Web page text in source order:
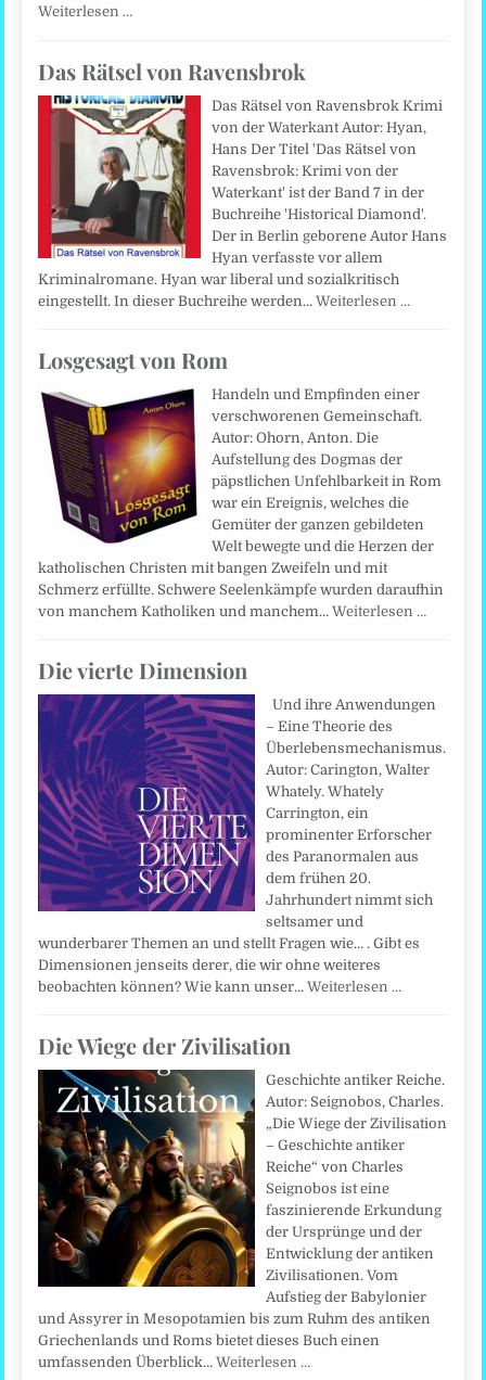
Weiterlesen …
Das Rätsel von Ravensbrok
Das Rätsel von Ravensbrok Krimi
von der Waterkant Autor: Hyan,
Hans Der Titel 'Das Rätsel von
Ravensbrok: Krimi von der
Waterkant' ist der Band 7 in der
Buchreihe 'Historical Diamond'.
Der in Berlin geborene Autor Hans
Hyan verfasste vor allem
Kriminalromane. Hyan war liberal und sozialkritisch
eingestellt. In dieser Buchreihe werden…Weiterlesen …
Losgesagt von Rom
Handeln und Empfinden einer
verschworenen Gemeinschaft.
Autor: Ohorn, Anton. Die
Aufstellung des Dogmas der
päpstlichen Unfehlbarkeit in Rom
war ein Ereignis, welches die
Gemüter der ganzen gebildeten
Welt bewegte und die Herzen der
katholischen Christen mit bangen Zweifeln und mit
Schmerz erfüllte. Schwere Seelenkämpfe wurden daraufhin
von manchem Katholiken und manchem…Weiterlesen …
Die vierte Dimension
Und ihre Anwendungen
– Eine Theorie des
Überlebensmechanismus.
Autor: Carington, Walter
Whately. Whately
Carrington, ein
prominenter Erforscher
des Paranormalen aus
dem frühen 20.
Jahrhundert nimmt sich
seltsamer und
wunderbarer Themen an und stellt Fragen wie… . Gibt es
Dimensionen jenseits derer, die wir ohne weiteres
beobachten können? Wie kann unser…Weiterlesen …
Die Wiege der Zivilisation
Geschichte antiker Reiche.
Autor: Seignobos, Charles.
„Die Wiege der Zivilisation
– Geschichte antiker
Reiche“ von Charles
Seignobos ist eine
faszinierende Erkundung
der Ursprünge und der
Entwicklung der antiken
Zivilisationen. Vom
Aufstieg der Babylonier
und Assyrer in Mesopotamien bis zum Ruhm des antiken
Griechenlands und Roms bietet dieses Buch einen
umfassenden Überblick…Weiterlesen …